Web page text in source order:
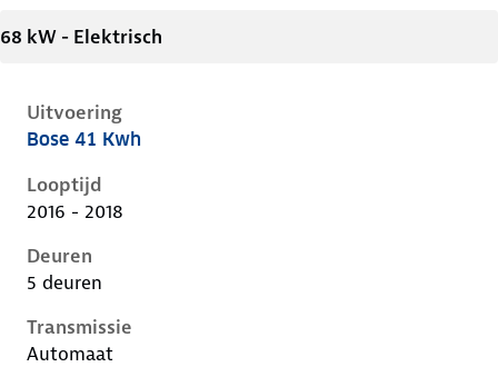
68 kW - Elektrisch
Uitvoering
Renault Zoe i, 41 kwh, 68 kW, Elektrisch, 5 deuren
Bose 41 Kwh
Looptijd
2016 - 2018
Deuren
5 deuren
Transmissie
Automaat